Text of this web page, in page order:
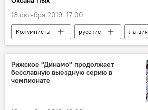
13 октября 2019, 17:00
Колумнисты русские
Латвия
русский язык
Рижское "Динамо" продолжает
бесславную выездную серию в
чемпионате